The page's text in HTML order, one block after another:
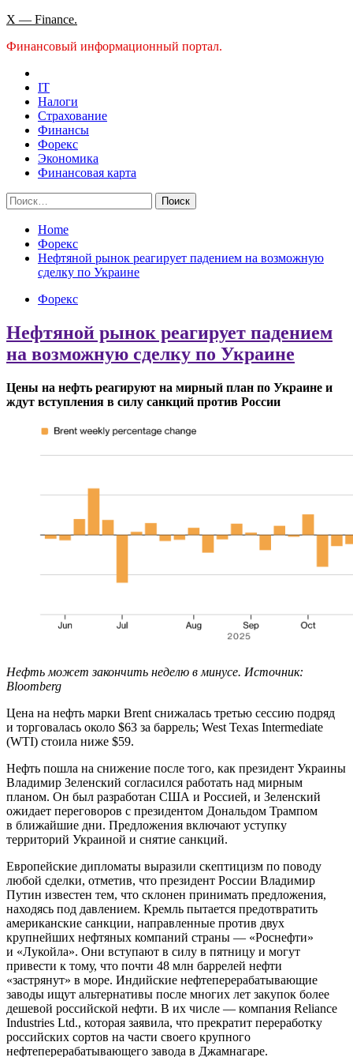
Skip
content
X — Finance.
Финансовый информационный портал.
IT
Налоги
Страхование
Финансы
Форекс
Экономика
Финансовая карта
Найти:
Home
Форекс
Нефтяной рынок реагирует падением на возможную
сделку по Украине
Форекс
Нефтяной рынок реагирует падением
на возможную сделку по Украине
Цены на нефть реагируют на мирный план по Украине и
ждут вступления в силу санкций против России
Нефть может закончить неделю в минусе. Источник:
Bloomberg
Цена на нефть марки Brent снижалась третью сессию подряд
и торговалась около $63 за баррель; West Texas Intermediate
(WTI) стоила ниже $59.
Нефть пошла на снижение после того, как президент Украины
Владимир Зеленский согласился работать над мирным
планом. Он был разработан США и Россией, и Зеленский
ожидает переговоров с президентом Дональдом Трампом
в ближайшие дни. Предложения включают уступку
территорий Украиной и снятие санкций.
Европейские дипломаты выразили скептицизм по поводу
любой сделки, отметив, что президент России Владимир
Путин известен тем, что склонен принимать предложения,
находясь под давлением. Кремль пытается предотвратить
американские санкции, направленные против двух
крупнейших нефтяных компаний страны — «Роснефти»
и «Лукойла». Они вступают в силу в пятницу и могут
привести к тому, что почти 48 млн баррелей нефти
«застрянут» в море. Индийские нефтеперерабатывающие
заводы ищут альтернативы после многих лет закупок более
дешевой российской нефти. В их числе — компания Reliance
Industries Ltd., которая заявила, что прекратит переработку
российских сортов на части своего крупного
нефтеперерабатывающего завода в Джамнагаре.